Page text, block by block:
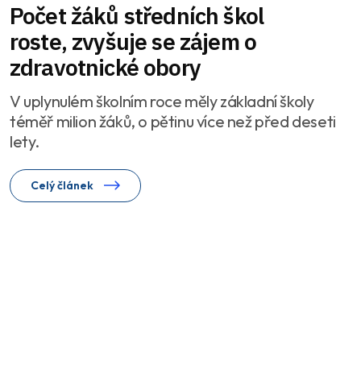
Počet žáků středních škol
roste, zvyšuje se zájem o
zdravotnické obory
V uplynulém školním roce měly základní školy
téměř milion žáků, o pětinu více než před deseti
lety.
Celý článek